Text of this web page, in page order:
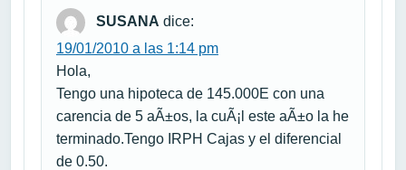
SUSANA dice:
19/01/2010 a las 1:14 pm
Hola,
Tengo una hipoteca de 145.000E con una
carencia de 5 aÃ±os, la cuÃ¡l este aÃ±o la he
terminado.Tengo IRPH Cajas y el diferencial
de 0.50.